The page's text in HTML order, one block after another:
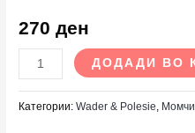
270 ден
ДОДАДИ ВО
Категории:Wader & Polesie,